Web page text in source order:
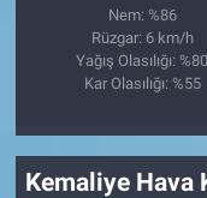
Nem: %86
Rüzgar: 6 km/h
Yağış Olasılığı: %80
Kar Olasılığı: %55
Kemaliye Hava